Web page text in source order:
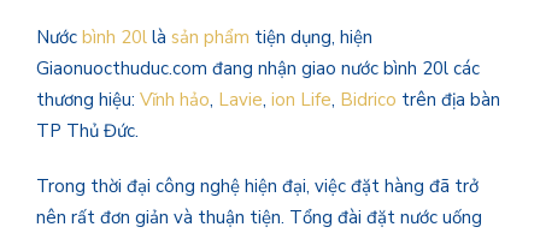
Nước bình 20l là sản phẩm tiện dụng, hiện
Giaonuocthuduc.com đang nhận giao nước bình 20l các
thương hiệu: Vĩnh hảo, Lavie, ion Life, Bidrico trên địa bàn
TP Thủ Đức.
Trong thời đại công nghệ hiện đại, việc đặt hàng đã trở
nên rất đơn giản và thuận tiện. Tổng đài đặt nước uống